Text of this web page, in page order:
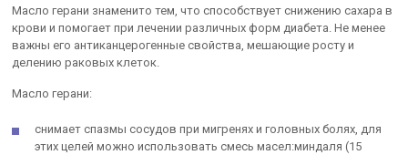
Масло герани знаменито тем, что способствует снижению сахара в
крови и помогает при лечении различных форм диабета. Не менее
важны его антиканцерогенные свойства, мешающие росту и
делению раковых клеток.
Масло герани:
снимает спазмы сосудов при мигренях и головных болях, для
этих целей можно использовать смесь масел:миндаля (15